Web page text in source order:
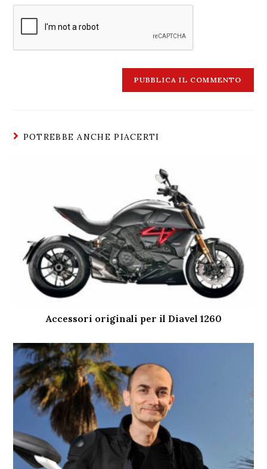
POTREBBE ANCHE PIACERTI
Accessori originali per il Diavel 1260